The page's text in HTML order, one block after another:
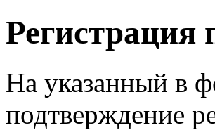
Регистрация
На указанный в
подтверждение